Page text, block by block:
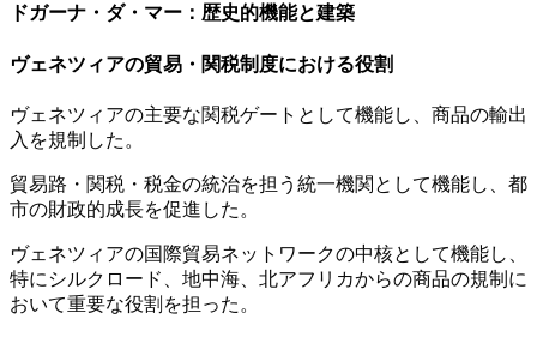
ドガーナ・ダ・マー：歴史的機能と建築
ヴェネツィアの貿易・関税制度における役割
ヴェネツィアの主要な関税ゲートとして機能し、商品の輸出
入を規制した。
貿易路・関税・税金の統治を担う統一機関として機能し、都
市の財政的成長を促進した。
ヴェネツィアの国際貿易ネットワークの中核として機能し、
特にシルクロード、地中海、北アフリカからの商品の規制に
おいて重要な役割を担った。